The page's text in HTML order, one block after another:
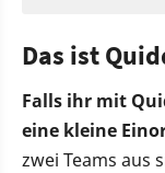
Das ist
Falls ihr mit
eine kleine
zwei Teams aus